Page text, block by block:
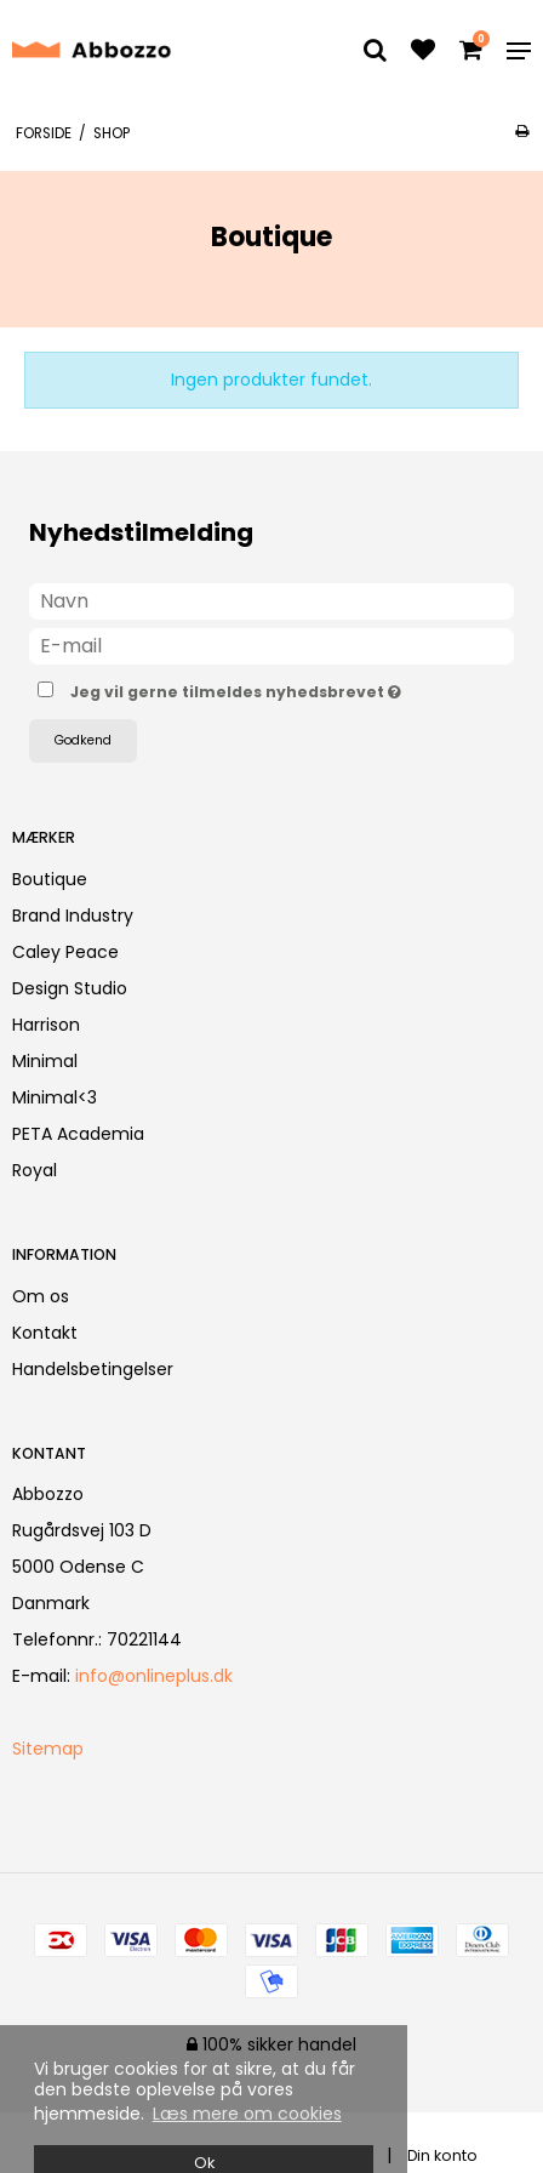
Vi bruger cookies for at sikre, at du får
den bedste oplevelse på vores
hjemmeside. Læs mere om cookies
Ok
0
FORSIDE / SHOP
Boutique
Ingen produkter fundet.
Nyhedstilmelding
Jeg vil gerne tilmeldes nyhedsbrevet
Godkend
MÆRKER
Boutique
Brand Industry
Caley Peace
Design Studio
Harrison
Minimal
Minimal<3
PETA Academia
Royal
INFORMATION
Om os
Kontakt
Handelsbetingelser
KONTANT
Abbozzo
Rugårdsvej 103 D
5000 Odense C
Danmark
Telefonnr.: 70221144
E-mail: info@onlineplus.dk
Sitemap
100% sikker handel
Blog Din konto